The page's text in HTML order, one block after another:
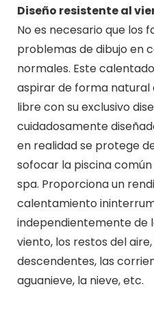
Diseño resistente al
No es necesario que los
problemas de dibujo en
normales. Este
aspirar de forma natural
libre con su exclusivo
cuidadosamente
en realidad se protege
sofocar la piscina
spa. Proporciona un
calentamiento
independientemente de
viento, los restos del
descendentes, las
aguanieve, la nieve, etc.